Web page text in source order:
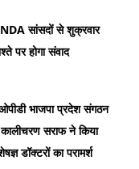
सांसदों से शुक्रवार
पर होगा संवाद
भाजपा प्रदेश संगठन
सराफ ने किया
डॉक्टरों का परामर्श